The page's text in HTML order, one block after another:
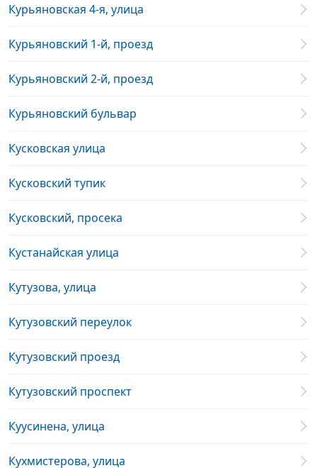
Курьяновская 4-я, улица
Курьяновский 1-й, проезд
Курьяновский 2-й, проезд
Курьяновский бульвар
Кусковская улица
Кусковский тупик
Кусковский, просека
Кустанайская улица
Кутузова, улица
Кутузовский переулок
Кутузовский проезд
Кутузовский проспект
Куусинена, улица
Кухмистерова, улица